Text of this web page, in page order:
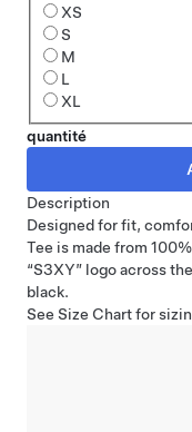
XS
S
M
L
XL
quantité
Description
Designed for fit,
Tee is made from
“S3XY” logo across
black.
See Size Chartfor